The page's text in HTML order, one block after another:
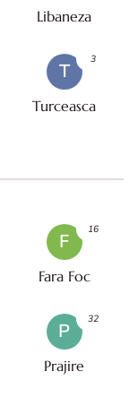
Libaneza
T
Turceasca
3
F
Fara Foc
16
P
Prajire
32